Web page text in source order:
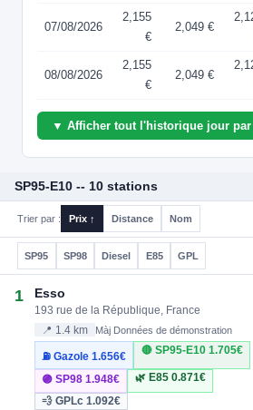
07/08/2026
2,155
€
2,049 €
08/08/2026
2,155
€
2,049 €
▼ Afficher tout l'historique jour
SP95-E10 -- 10 stations
Trier par : Prix ↑ Distance Nom
SP95 SP98 Diesel E85 GPL
1 Esso
193 rue de la République, France
📍 1.4 km Màj Données de démonstration
⛽ Gazole1.656€
🔴 SP95-E10 1.705€
🟣 SP981.948€ 🌿 E85 0.871€
💨 GPLc1.092€